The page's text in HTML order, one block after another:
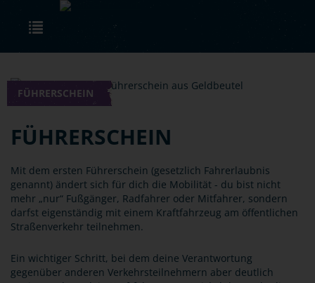
Skip to main content
FÜHRERSCHEIN
FÜHRERSCHEIN
Mit dem ersten Führerschein (gesetzlich Fahrerlaubnis
genannt) ändert sich für dich die Mobilität - du bist nicht
mehr „nur“ Fußgänger, Radfahrer oder Mitfahrer, sondern
darfst eigenständig mit einem Kraftfahrzeug am öffentlichen
Straßenverkehr teilnehmen.
Ein wichtiger Schritt, bei dem deine Verantwortung
gegenüber anderen Verkehrsteilnehmern aber deutlich